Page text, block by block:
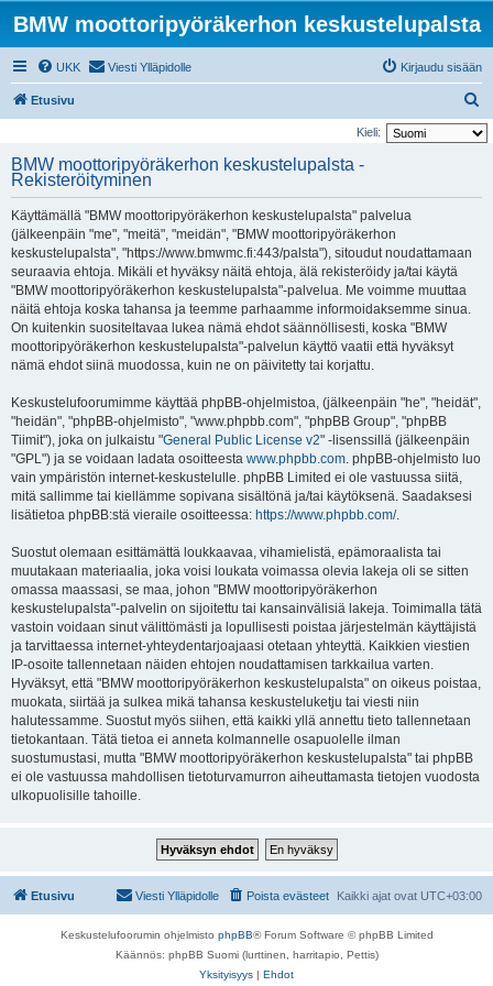
BMW moottoripyöräkerhon keskustelupalsta
UKK Viesti Ylläpidolle Kirjaudu sisään
Etusivu
t
Kieli:
BMW moottoripyöräkerhon keskustelupalsta -
Rekisteröityminen
Käyttämällä "BMW moottoripyöräkerhon keskustelupalsta" palvelua
(jälkeenpäin "me", "meitä", "meidän", "BMW moottoripyöräkerhon
keskustelupalsta", "https://www.bmwmc.fi:443/palsta"), sitoudut noudattamaan
seuraavia ehtoja. Mikäli et hyväksy näitä ehtoja, älä rekisteröidy ja/tai käytä
"BMW moottoripyöräkerhon keskustelupalsta"-palvelua. Me voimme muuttaa
näitä ehtoja koska tahansa ja teemme parhaamme informoidaksemme sinua.
On kuitenkin suositeltavaa lukea nämä ehdot säännöllisesti, koska "BMW
moottoripyöräkerhon keskustelupalsta"-palvelun käyttö vaatii että hyväksyt
nämä ehdot siinä muodossa, kuin ne on päivitetty tai korjattu.
Keskustelufoorumimme käyttää phpBB-ohjelmistoa, (jälkeenpäin "he", "heidät",
"heidän", "phpBB-ohjelmisto", "www.phpbb.com", "phpBB Group", "phpBB
Tiimit"), joka on julkaistu "General Public License v2" -lisenssillä (jälkeenpäin
"GPL") ja se voidaan ladata osoitteesta www.phpbb.com. phpBB-ohjelmisto luo
vain ympäristön internet-keskustelulle. phpBB Limited ei ole vastuussa siitä,
mitä sallimme tai kiellämme sopivana sisältönä ja/tai käytöksenä. Saadaksesi
lisätietoa phpBB:stä vieraile osoitteessa: https://www.phpbb.com/.
Suostut olemaan esittämättä loukkaavaa, vihamielistä, epämoraalista tai
muutakaan materiaalia, joka voisi loukata voimassa olevia lakeja oli se sitten
omassa maassasi, se maa, johon "BMW moottoripyöräkerhon
keskustelupalsta"-palvelin on sijoitettu tai kansainvälisiä lakeja. Toimimalla tätä
vastoin voidaan sinut välittömästi ja lopullisesti poistaa järjestelmän käyttäjistä
ja tarvittaessa internet-yhteydentarjoajaasi otetaan yhteyttä. Kaikkien viestien
IP-osoite tallennetaan näiden ehtojen noudattamisen tarkkailua varten.
Hyväksyt, että "BMW moottoripyöräkerhon keskustelupalsta" on oikeus poistaa,
muokata, siirtää ja sulkea mikä tahansa keskusteluketju tai viesti niin
halutessamme. Suostut myös siihen, että kaikki yllä annettu tieto tallennetaan
tietokantaan. Tätä tietoa ei anneta kolmannelle osapuolelle ilman
suostumustasi, mutta "BMW moottoripyöräkerhon keskustelupalsta" tai phpBB
ei ole vastuussa mahdollisen tietoturvamurron aiheuttamasta tietojen vuodosta
ulkopuolisille tahoille.
Etusivu Kaikki ajat ovat UTC+03:00
Poista evästeet
Viesti Ylläpidolle
Keskustelufoorumin ohjelmisto phpBB® Forum Software © phpBB Limited
Käännös: phpBB Suomi (lurttinen, harritapio, Pettis)
Yksityisyys | Ehdot